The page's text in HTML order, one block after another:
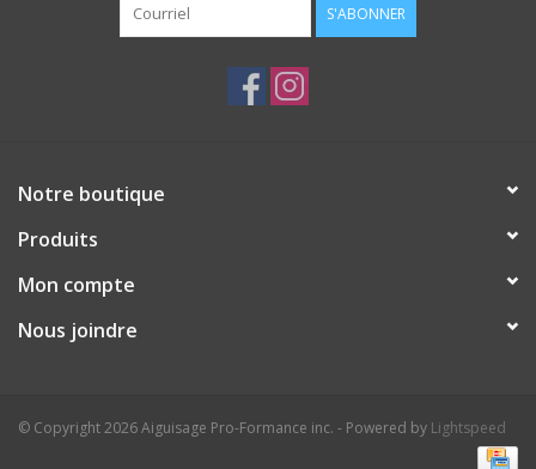
S'ABONNER
Notre boutique
Produits
Mon compte
Nous joindre
© Copyright 2026 Aiguisage Pro-Formance inc. - Powered by Lightspeed